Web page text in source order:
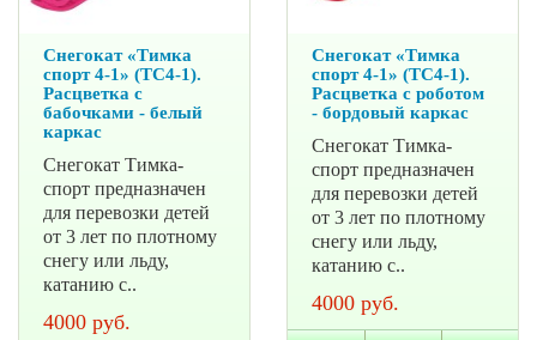
Снегокат «Тимка
спорт 4-1» (ТС4-1).
Расцветка с
бабочками - белый
каркас
Снегокат Тимка-
спорт предназначен
для перевозки детей
от 3 лет по плотному
снегу или льду,
катанию с..
4000 руб.
Снегокат «Тимка
спорт 4-1» (ТС4-1).
Расцветка с роботом
- бордовый каркас
Снегокат Тимка-
спорт предназначен
для перевозки детей
от 3 лет по плотному
снегу или льду,
катанию с..
4000 руб.